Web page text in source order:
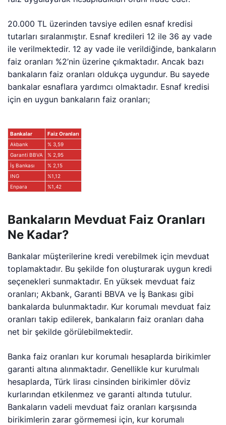
20.000 TL üzerinden tavsiye edilen esnaf kredisi
tutarları sıralanmıştır. Esnaf kredileri 12 ile 36 ay vade
ile verilmektedir. 12 ay vade ile verildiğinde, bankaların
faiz oranları %2’nin üzerine çıkmaktadır. Ancak bazı
bankaların faiz oranları oldukça uygundur. Bu sayede
bankalar esnaflara yardımcı olmaktadır. Esnaf kredisi
için en uygun bankaların faiz oranları;
Bankalar
Faiz Oranları
Akbank
% 3,59
Garanti BBVA
% 2,95
İş Bankası
% 2,15
ING
%1,12
Enpara
%1,42
Bankaların Mevduat Faiz Oranları
Ne Kadar?
Bankalar müşterilerine kredi verebilmek için mevduat
toplamaktadır. Bu şekilde fon oluşturarak uygun kredi
seçenekleri sunmaktadır. En yüksek mevduat faiz
oranları; Akbank, Garanti BBVA ve İş Bankası gibi
bankalarda bulunmaktadır. Kur korumalı mevduat faiz
oranları takip edilerek, bankaların faiz oranları daha
net bir şekilde görülebilmektedir.
Banka faiz oranları kur korumalı hesaplarda birikimler
garanti altına alınmaktadır. Genellikle kur kurulmalı
hesaplarda, Türk lirası cinsinden birikimler döviz
kurlarından etkilenmez ve garanti altında tutulur.
Bankaların vadeli mevduat faiz oranları karşısında
birikimlerin zarar görmemesi için, kur korumalı